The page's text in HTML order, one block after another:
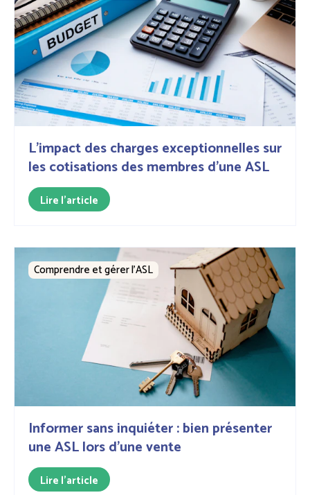
L'impact des charges exceptionnelles sur
les cotisations des membres d'une ASL
Lire l'article
Informer sans inquiéter : bien présenter
une ASL lors d'une vente
Comprendre et gérer l’ASL
Lire l'article